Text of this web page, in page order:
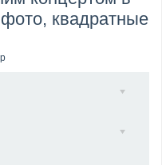
и клип «Everybod...
квадратные